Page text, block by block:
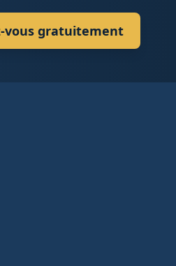
vous gratuitement